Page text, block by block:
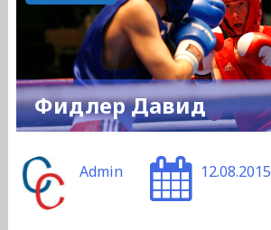
Фидлер Давид
Admin 12.08.2015